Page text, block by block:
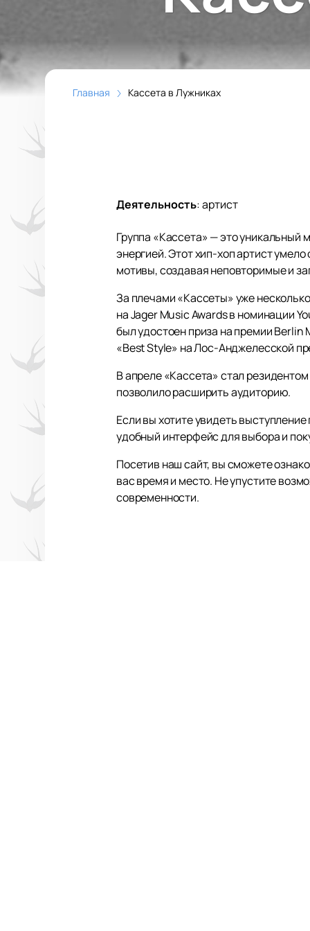
Главная Кассета в Лужниках
Деятельность:артист
Группа «Кассета» — это
энергией. Этот хип-хоп артист
мотивы, создавая неповторимые и
За плечами «Кассеты» уже
на Jager Music Awards в номинации
был удостоен приза на премии Berlin
«Best Style» на Лос-Анджелесской
В апреле «Кассета» стал
позволило расширить аудиторию.
Если вы хотите увидеть
удобный интерфейс для выбора и
Посетив наш сайт, вы сможете
вас время и место. Не упустите
современности.